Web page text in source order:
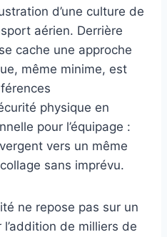
d’une culture de
aérien. Derrière
cache une approche
même minime, est
physique en
pour l’équipage :
vers un même
sans imprévu.
ne repose pas sur un
de milliers de